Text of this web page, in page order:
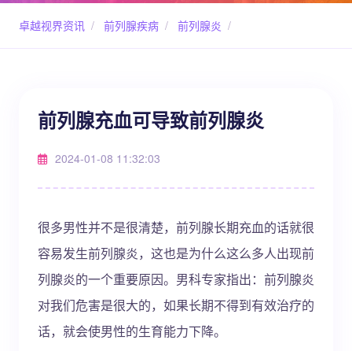
卓越视界资讯 / 前列腺疾病 / 前列腺炎 /
前列腺充血可导致前列腺炎
2024-01-08 11:32:03
很多男性并不是很清楚，前列腺长期充血的话就很
容易发生前列腺炎，这也是为什么这么多人出现前
列腺炎的一个重要原因。男科专家指出：前列腺炎
对我们危害是很大的，如果长期不得到有效治疗的
话，就会使男性的生育能力下降。